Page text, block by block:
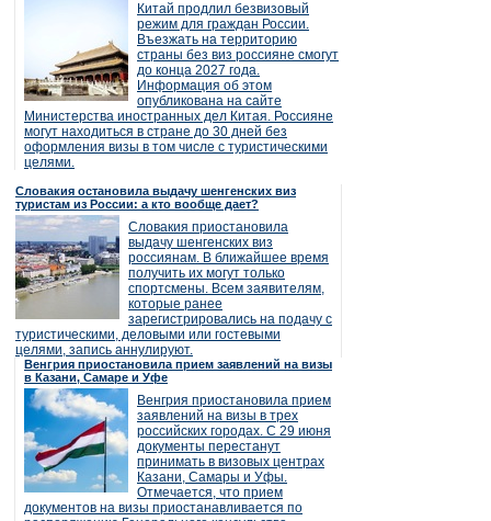
Китай продлил безвизовый
режим для граждан России.
Въезжать на территорию
страны без виз россияне смогут
до конца 2027 года.
Информация об этом
опубликована на сайте
Министерства иностранных дел Китая. Россияне
могут находиться в стране до 30 дней без
оформления визы в том числе с туристическими
целями.
Словакия остановила выдачу шенгенских виз
туристам из России: а кто вообще дает?
Словакия приостановила
выдачу шенгенских виз
россиянам. В ближайшее время
получить их могут только
спортсмены. Всем заявителям,
которые ранее
зарегистрировались на подачу с
туристическими, деловыми или гостевыми
целями, запись аннулируют.
Венгрия приостановила прием заявлений на визы
в Казани, Самаре и Уфе
Венгрия приостановила прием
заявлений на визы в трех
российских городах. С 29 июня
документы перестанут
принимать в визовых центрах
Казани, Самары и Уфы.
Отмечается, что прием
документов на визы приостанавливается по